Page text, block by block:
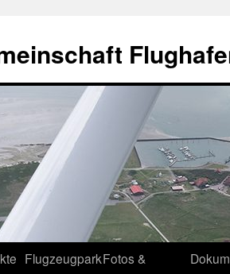
FlugzeugparkFotos &